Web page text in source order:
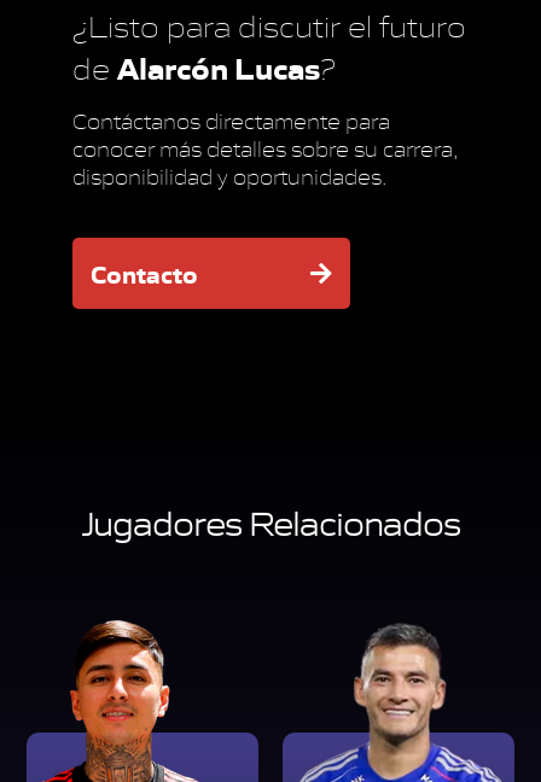
¿Listo para discutir el futuro
de Alarcón Lucas?
Contáctanos directamente para
conocer más detalles sobre su carrera,
disponibilidad y oportunidades.
Contacto
Jugadores Relacionados